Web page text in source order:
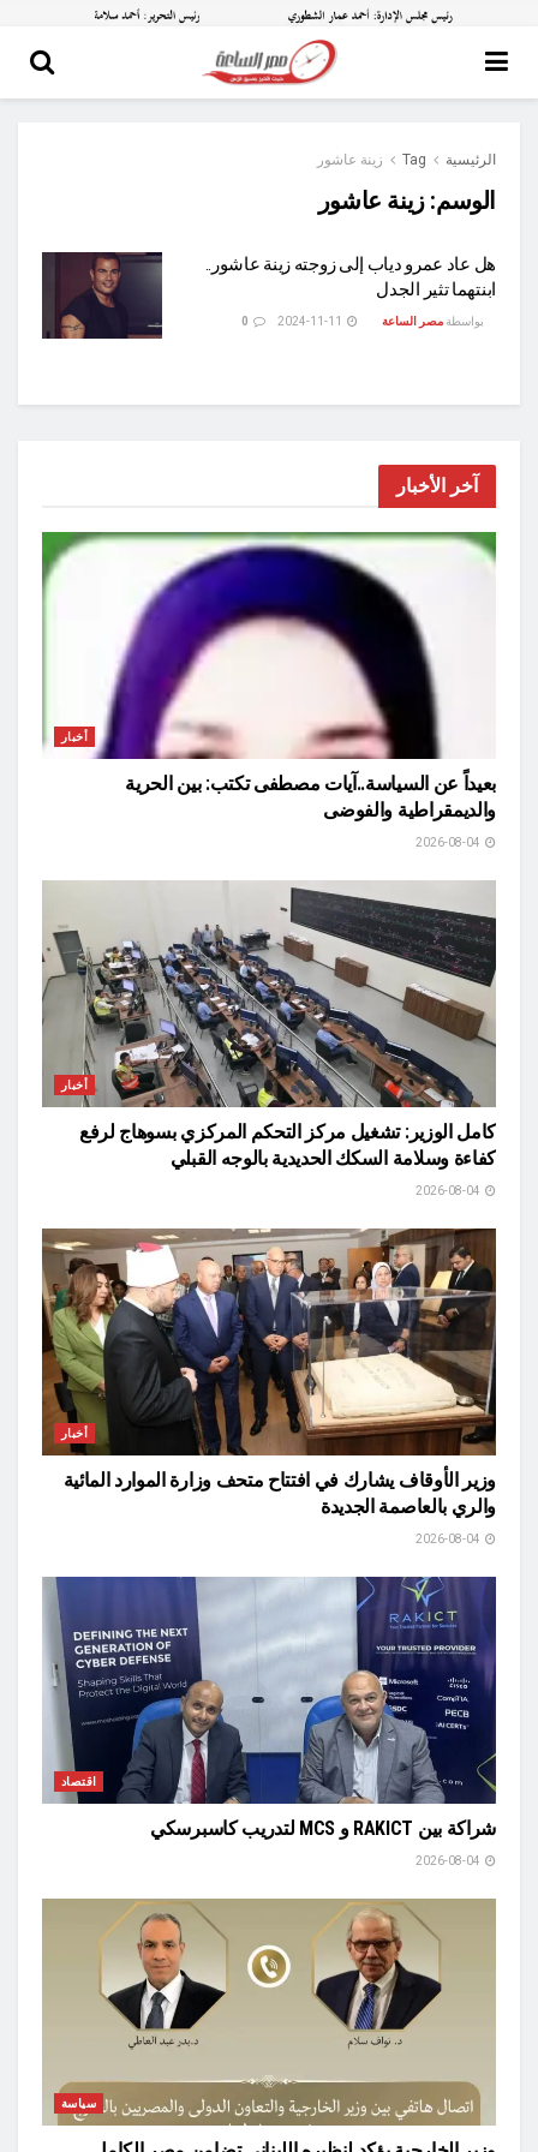
الرئيسية Tag زينة عاشور
الوسم:زينة عاشور
هل عاد عمرو دياب إلى زوجته زينة عاشور..
ابنتهما تثير الجدل
بواسطة مصر الساعة
آخر الأخبار
أخبار
بعيداً عن السياسة..آيات مصطفى تكتب: بين الحرية
والديمقراطية والفوضى
أخبار
كامل الوزير: تشغيل مركز التحكم المركزي بسوهاج لرفع
كفاءة وسلامة السكك الحديدية بالوجه القبلي
أخبار
وزير الأوقاف يشارك في افتتاح متحف وزارة الموارد المائية
والري بالعاصمة الجديدة
اقتصاد
شراكة بين RAKICT و MCS لتدريب كاسبرسكي
سياسة